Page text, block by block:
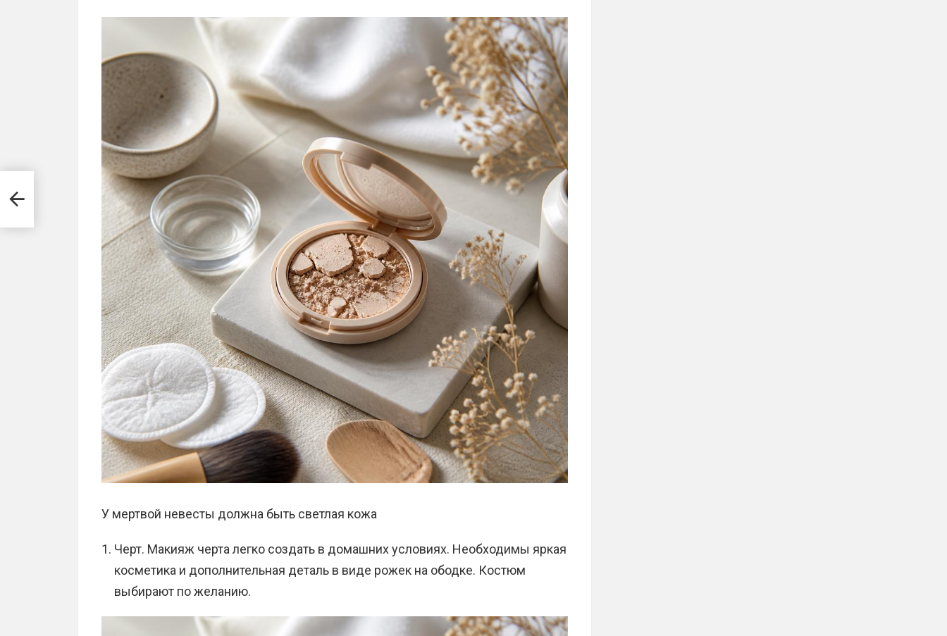
У мертвой невесты должна быть светлая кожа
Черт. Макияж черта легко создать в домашних условиях. Необходимы яркая
косметика и дополнительная деталь в виде рожек на ободке. Костюм
выбирают по желанию.